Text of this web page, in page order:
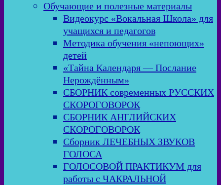
Обучающие и полезные материалы
Видеокурс «Вокальная Школа» для
учащихся и педагогов
Методика обучения «непоющих»
детей
«Тайна Календаря — Послание
Нерождённым»
СБОРНИК современных РУССКИХ
СКОРОГОВОРОК
СБОРНИК АНГЛИЙСКИХ
СКОРОГОВОРОК
Сборник ЛЕЧЕБНЫХ ЗВУКОВ
ГОЛОСА
ГОЛОСОВОЙ ПРАКТИКУМ для
работы с ЧАКРАЛЬНОЙ